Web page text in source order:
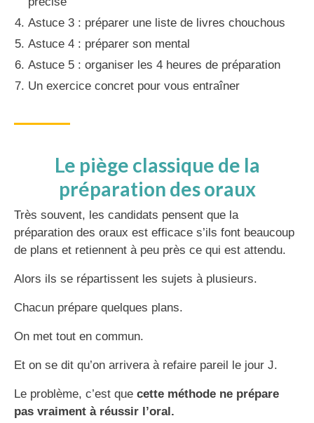
Astuce 3 : préparer une liste de livres chouchous
Astuce 4 : préparer son mental
Astuce 5 : organiser les 4 heures de préparation
Un exercice concret pour vous entraîner
Le piège classique de la
préparation des oraux
Très souvent, les candidats pensent que la
préparation des oraux est efficace s’ils font beaucoup
de plans et retiennent à peu près ce qui est attendu.
Alors ils se répartissent les sujets à plusieurs.
Chacun prépare quelques plans.
On met tout en commun.
Et on se dit qu’on arrivera à refaire pareil le jour J.
Le problème, c’est que cette méthode ne prépare
pas vraiment à réussir l’oral.